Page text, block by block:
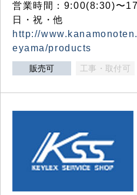
営業時間：9:00(8:30)〜
日・祝・他
http://
eyama/products
販売可 工事・取付可